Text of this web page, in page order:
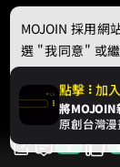
1
點擊 加
將
原創台灣漫
MOJOIN 採用網
選 "我同意" 或
Cookie，欲瞭解